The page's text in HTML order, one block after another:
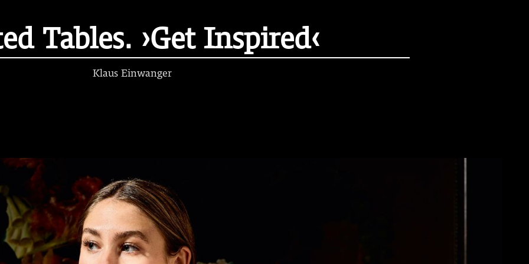
Tables. ›Get Inspired‹
Klaus Einwanger